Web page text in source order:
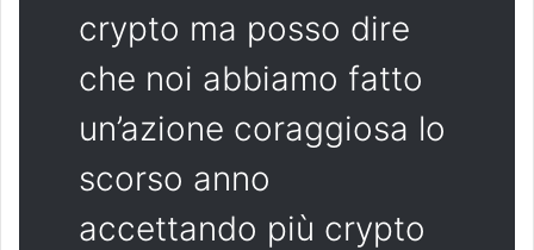
crypto ma posso dire
che noi abbiamo fatto
un’azione coraggiosa lo
scorso anno
accettando più crypto